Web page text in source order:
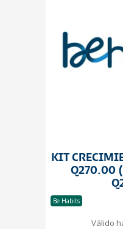
KIT
Q270.00
Be Habits
Válido